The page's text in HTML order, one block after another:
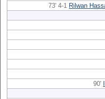
73' 4-1 Rilwan
90'